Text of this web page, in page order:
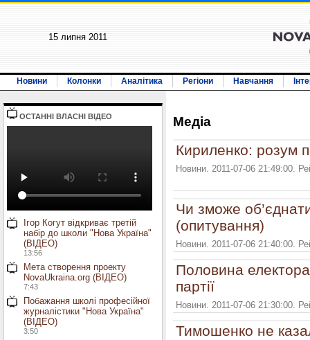
15 липня 2011
Новини Колонки Аналітика Регіони Навчання
ОСТАННI ВЛАСНI ВIДЕО
Ігор Когут відкриває третій
набір до школи "Нова Україна"
(ВІДЕО)
13:56
Мета створення проекту
NovaUkraina.org (ВІДЕО)
7:43
Побажання школі професійної
журналістики "Нова Україна"
(ВІДЕО)
3:50
Медiа
Кириленко: розум
Новини. 2011-07-06 21:49:00.
Чи зможе
(опитування)
Новини. 2011-07-06 21:40:00.
Половина
партії
Новини. 2011-07-06 21:30:00.
Тимошенко не